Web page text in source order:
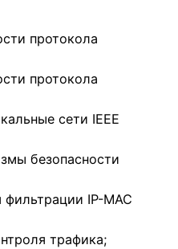
протокола
протокола
сети IEEE
безопасности
фильтрации IP-MAC
трафика;